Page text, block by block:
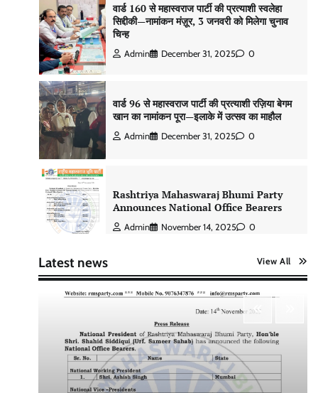
वार्ड 160 से महास्वराज पार्टी की प्रत्याशी स्वलेहा
सिद्दीकी—नामांकन मंज़ूर, 3 जनवरी को मिलेगा चुनाव
चिन्ह
Admin December 31, 2025 0
वार्ड 96 से महास्वराज पार्टी की प्रत्याशी रज़िया बेगम
खान का नामांकन पूरा—इलाके में उत्सव का माहौल
Admin December 31, 2025 0
Rashtriya Mahaswaraj Bhumi Party
Announces National Office Bearers
Admin November 14, 2025 0
वार्ड 96 में बदलाव की हुंकार, महास्वराज पार्टी अध्यक्ष
समीर साहब ने बताए चुनाव जीतने के जादुई तरीके –
Admin January 4, 2026
मुंबई से उत्तर प्रदेश तक राजनीतिक विस्तार,
Latest news View All